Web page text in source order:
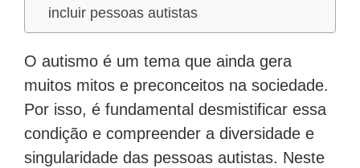
incluir pessoas autistas
O autismo é um tema que ainda gera
muitos mitos e preconceitos na sociedade.
Por isso, é fundamental desmistificar essa
condição e compreender a diversidade e
singularidade das pessoas autistas. Neste